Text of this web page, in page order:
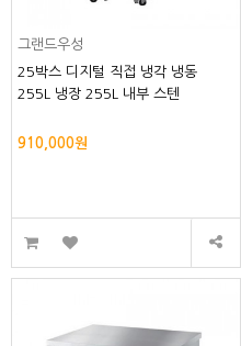
그랜드우성
25박스 디지털 직접 냉각 냉동
255L 냉장 255L 내부 스텐
910,000원